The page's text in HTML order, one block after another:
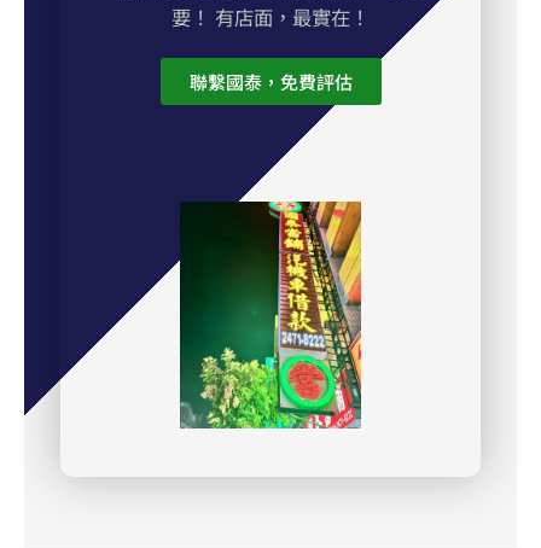
要！ 有店面，最實在！
聯繫國泰，免費評估